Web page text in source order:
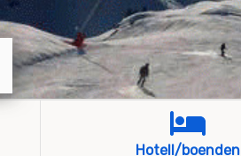
Hotell/boenden